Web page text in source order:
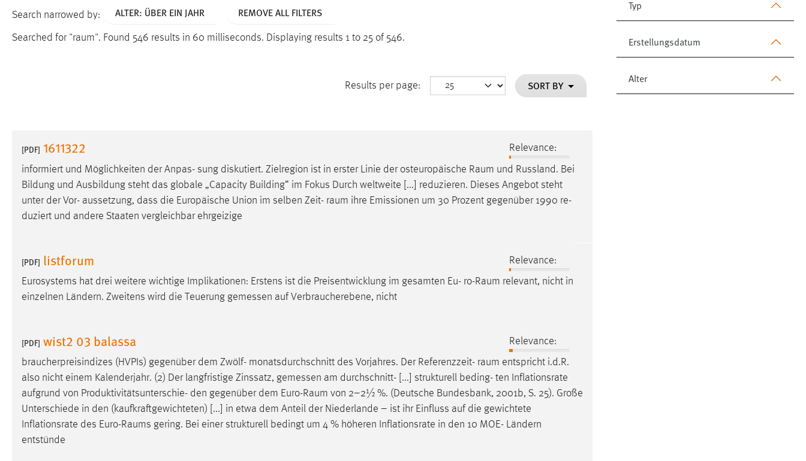
Typ
Erstellungsdatum
Alter
Search narrowed by: ALTER: ÜBER EIN JAHR REMOVE ALL FILTERS
Searched for "raum". Found 546 results in 60 milliseconds. Displaying results 1 to 25 of 546.
Results per page: SORT BY
[PDF] 1611322
Relevance:
informiert und Möglichkeiten der Anpas- sung diskutiert. Zielregion ist in erster Linie der osteuropäische Raum und Russland. Bei
Bildung und Ausbildung steht das globale „Capacity Building“ im Fokus Durch weltweite [...] reduzieren. Dieses Angebot steht
unter der Vor- aussetzung, dass die Europäische Union im selben Zeit- raum ihre Emissionen um 30 Prozent gegenüber 1990 re-
duziert und andere Staaten vergleichbar ehrgeizige
[PDF] listforum
Relevance:
Eurosystems hat drei weitere wichtige Implikationen: Erstens ist die Preisentwicklung im gesamten Eu- ro-Raum relevant, nicht in
einzelnen Ländern. Zweitens wird die Teuerung gemessen auf Verbraucherebene, nicht
[PDF] wist2 03 balassa
Relevance:
braucherpreisindizes (HVPIs) gegenüber dem Zwölf- monatsdurchschnitt des Vorjahres. Der Referenzzeit- raum entspricht i.d.R.
also nicht einem Kalenderjahr. (2) Der langfristige Zinssatz, gemessen am durchschnitt- [...] strukturell beding- ten Inflationsrate
aufgrund von Produktivitätsunterschie- den gegenüber dem Euro-Raum von 2–2½ %. (Deutsche Bundesbank, 2001b, S. 25). Große
Unterschiede in den (kaufkraftgewichteten) [...] in etwa dem Anteil der Niederlande – ist ihr Einfluss auf die gewichtete
Inflationsrate des Euro-Raums gering. Bei einer strukturell bedingt um 4 % höheren Inflationsrate in den 10 MOE- Ländern
entstünde